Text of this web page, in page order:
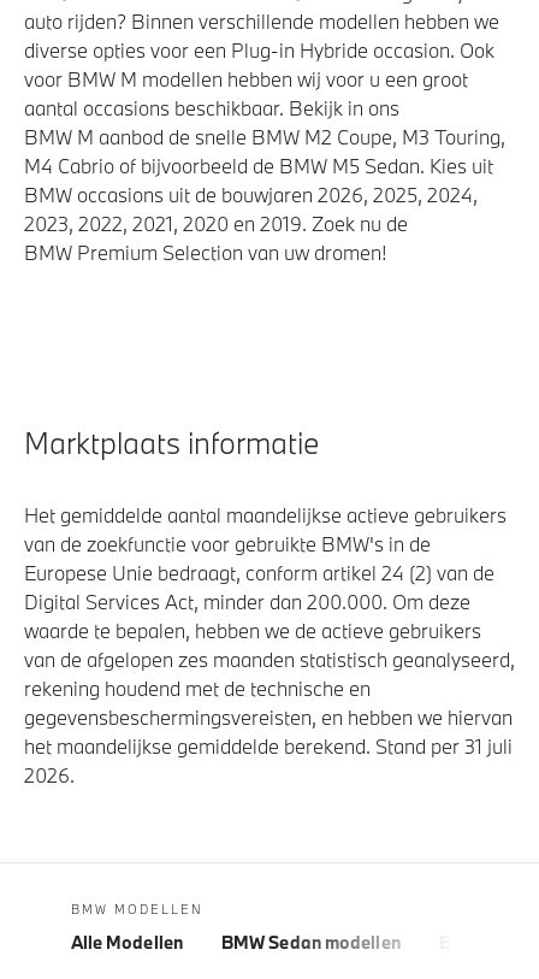
auto rijden? Binnen verschillende modellen hebben we
diverse opties voor een Plug-in Hybride occasion. Ook
voor BMW M modellen hebben wij voor u een groot
aantal occasions beschikbaar. Bekijk in ons
BMW M aanbod de snelle BMW M2 Coupe, M3 Touring,
M4 Cabrio of bijvoorbeeld de BMW M5 Sedan. Kies uit
BMW occasions uit de bouwjaren 2026, 2025, 2024,
2023, 2022, 2021, 2020 en 2019. Zoek nu de
BMW Premium Selection van uw dromen!
Marktplaats informatie
Het gemiddelde aantal maandelijkse actieve gebruikers
van de zoekfunctie voor gebruikte BMW's in de
Europese Unie bedraagt, conform artikel 24 (2) van de
Digital Services Act, minder dan 200.000. Om deze
waarde te bepalen, hebben we de actieve gebruikers
van de afgelopen zes maanden statistisch geanalyseerd,
rekening houdend met de technische en
gegevensbeschermingsvereisten, en hebben we hiervan
het maandelijkse gemiddelde berekend. Stand per 31 juli
2026.
BMW MODELLEN
Alle Modellen BMW Sedan modellen